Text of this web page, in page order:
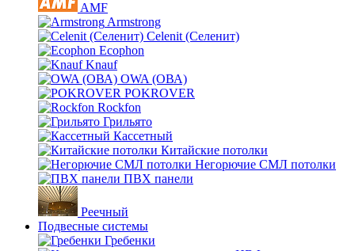
AMF
Armstrong
Celenit (Селенит)
Ecophon
Knauf
OWA (ОВА)
POKROVER
Rockfon
Грильято
Кассетный
Китайские потолки
Негорючие СМЛ потолки
ПВХ панели
Реечный
Подвесные системы
Гребенки